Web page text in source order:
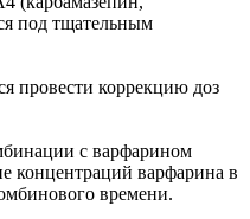
под тщательным
провести коррекцию доз
с варфарином
концентраций варфарина в
времени.